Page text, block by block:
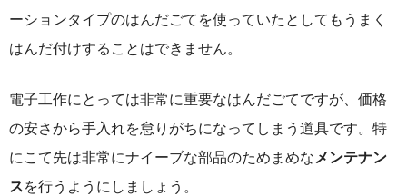
ーションタイプのはんだごてを使っていたとしてもうまく
はんだ付けすることはできません。
電子工作にとっては非常に重要なはんだごてですが、価格
の安さから手入れを怠りがちになってしまう道具です。特
にこて先は非常にナイーブな部品のためまめなメンテナン
スを行うようにしましょう。